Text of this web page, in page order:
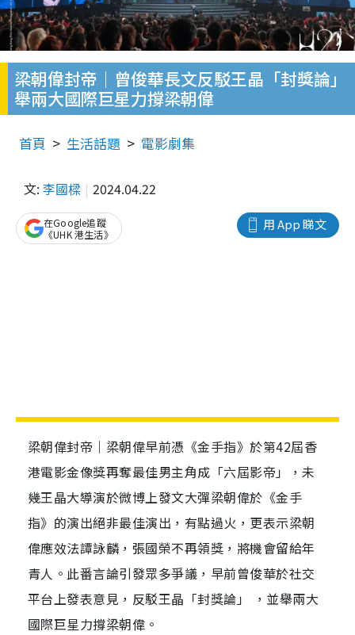
梁朝偉封帝｜曾俊華長文反駁王晶「封獎論」
舉兩大國際巨星力撐梁朝偉
首頁 生活話題 電影劇集
文: 李國樑 2024.04.22
用 App 睇文
在Google追蹤
《UHK 港生活》
梁朝偉封帝｜梁朝偉早前憑《金手指》於第42屆香
港電影金像獎再奪最佳男主角成「六屆影帝」，未
幾王晶大導演於微博上發文大彈梁朝偉於《金手
指》的演出絕非最佳演出，有點過火，更表示梁朝
偉應效法譚詠麟，張國榮不再領獎，將機會留給年
青人。此番言論引發眾多爭議，早前曾俊華於社交
平台上發表意見，反駁王晶「封獎論」 ，並舉兩大
國際巨星力撐梁朝偉。